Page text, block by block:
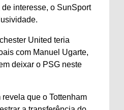
interesse, o SunSport
United teria
com Manuel Ugarte,
deixar o PSG neste
que o Tottenham